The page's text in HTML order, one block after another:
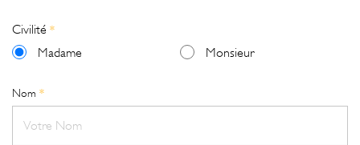
Civilité *
Madame Monsieur
Nom *